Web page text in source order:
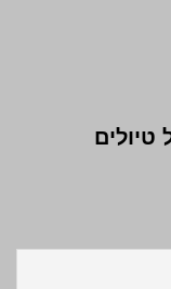
טיולים